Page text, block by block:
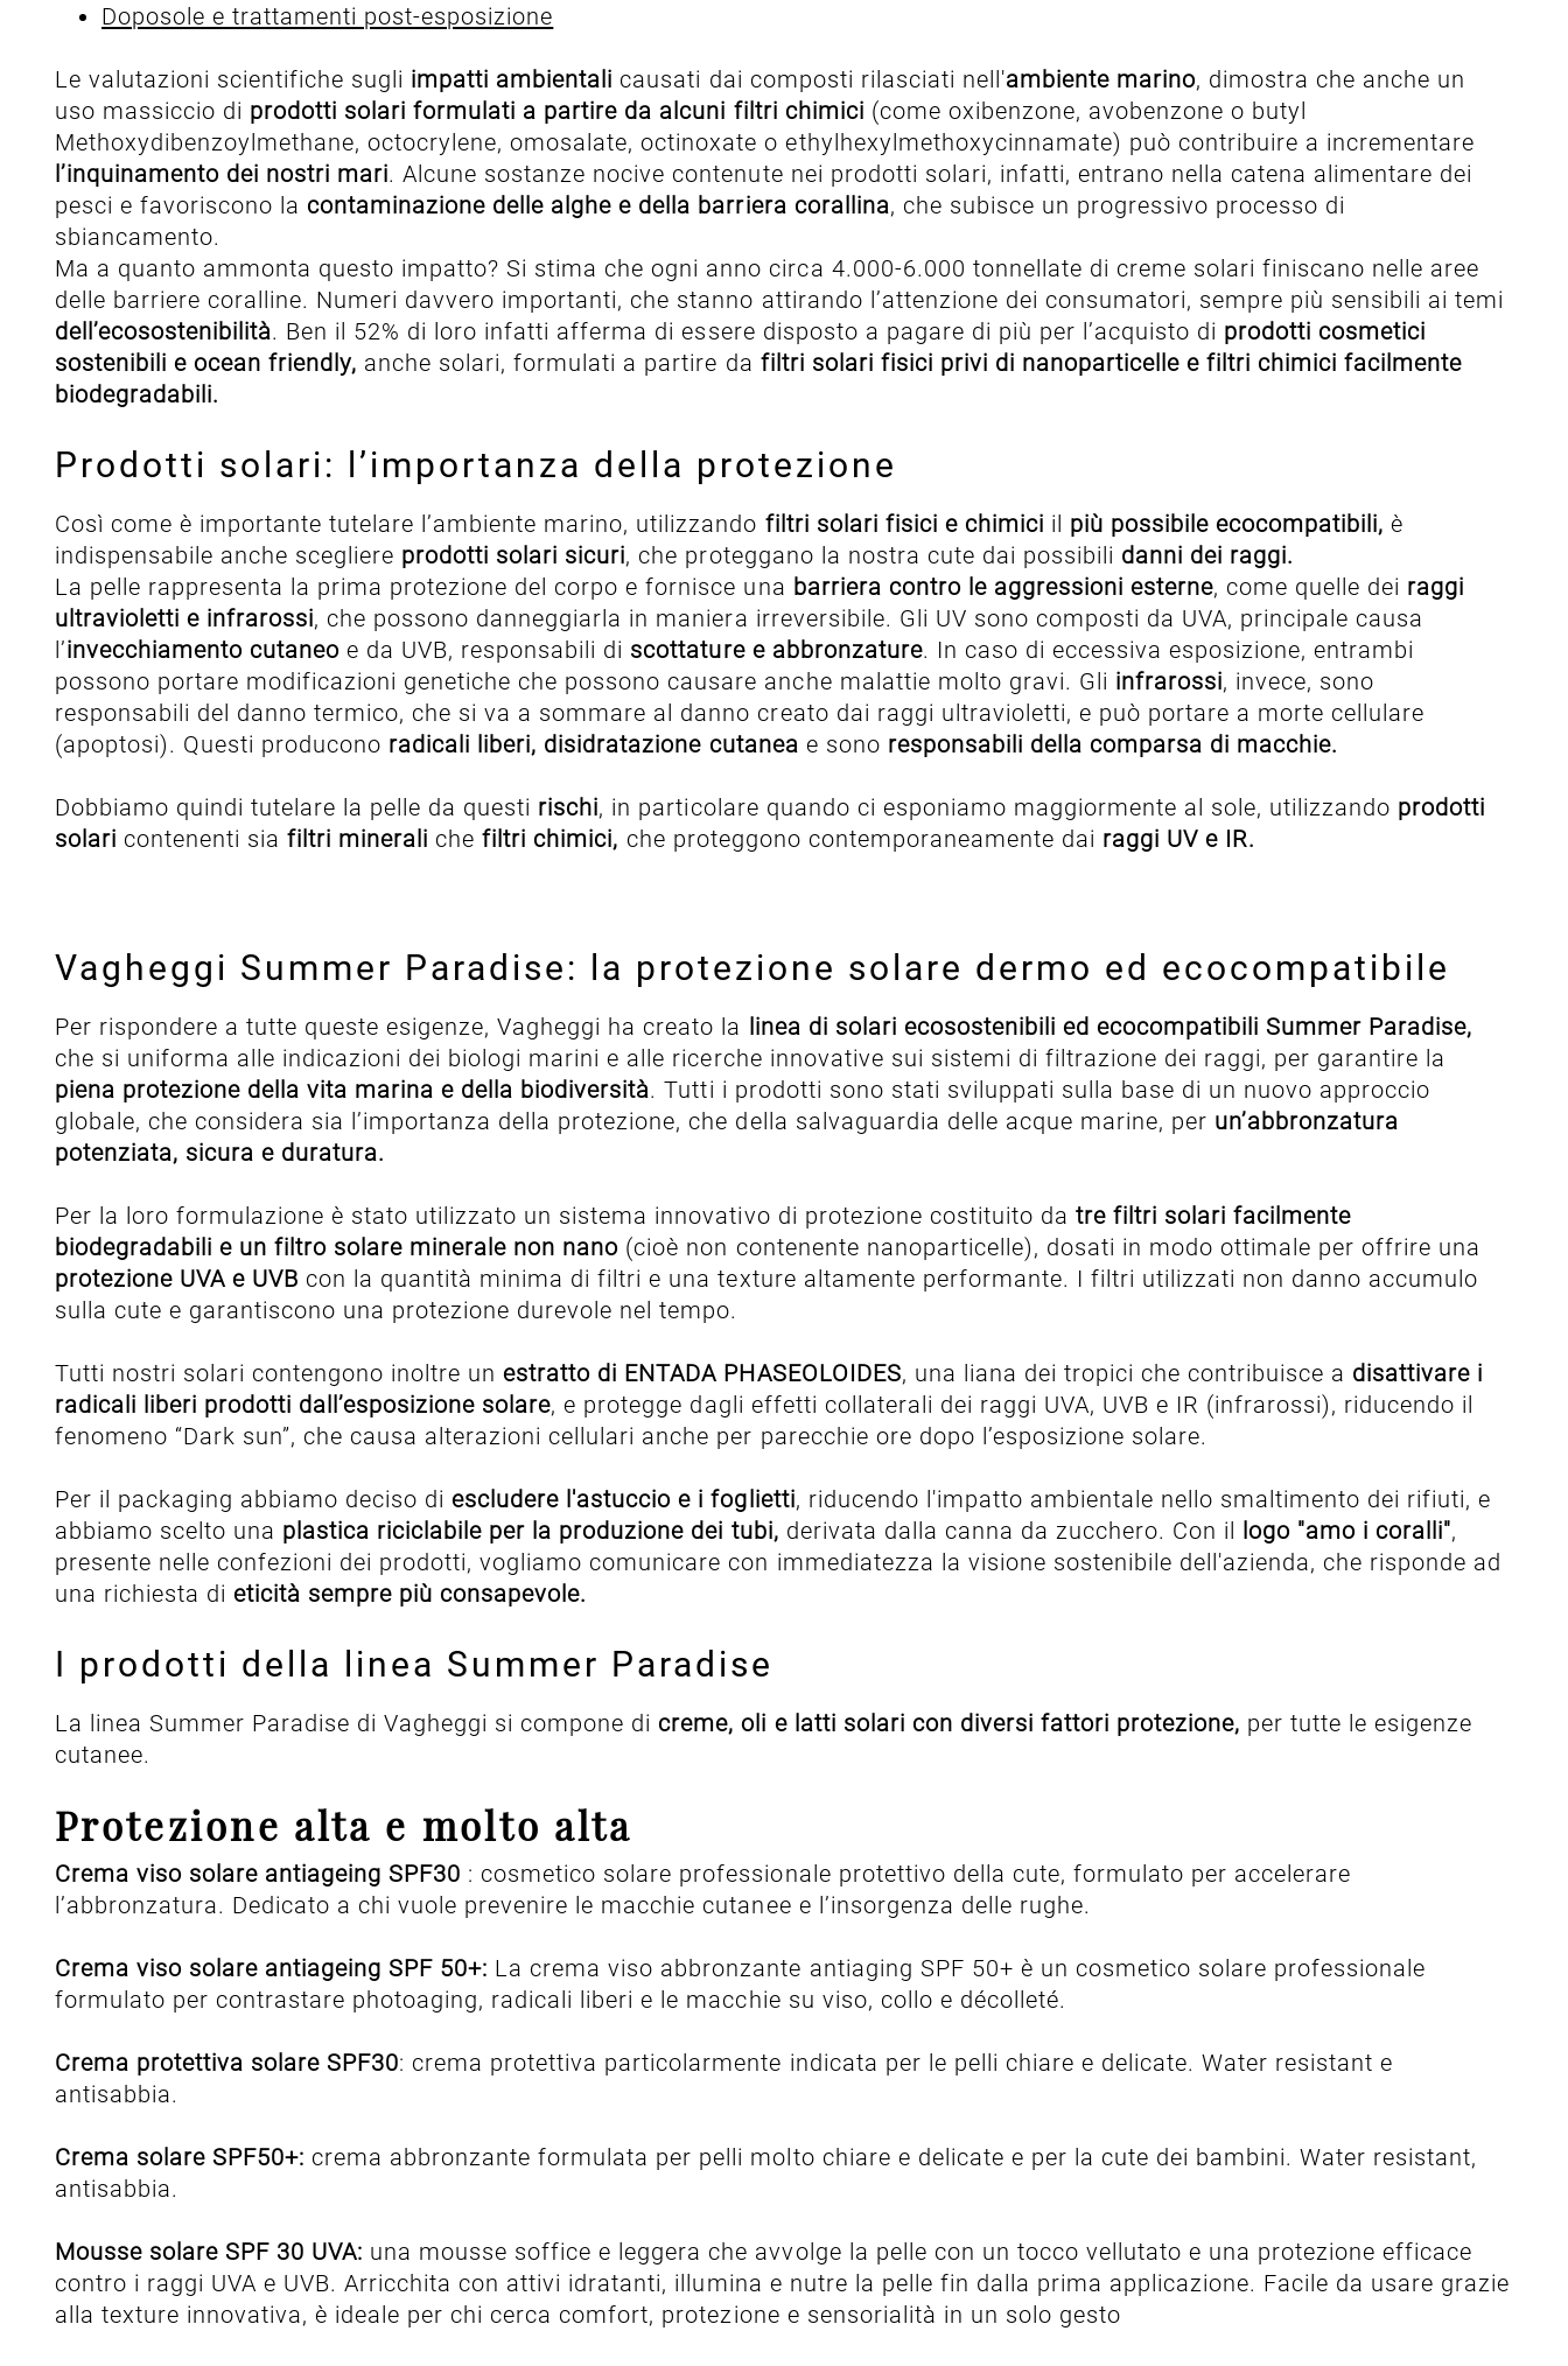
Doposole e trattamenti post-esposizione
Le valutazioni scientifiche sugli impatti ambientali causati dai composti rilasciati nell'ambiente marino, dimostra che anche un
uso massiccio di prodotti solari formulati a partire da alcuni filtri chimici (come oxibenzone, avobenzone o butyl
Methoxydibenzoylmethane, octocrylene, omosalate, octinoxate o ethylhexylmethoxycinnamate) può contribuire a incrementare
l’inquinamento dei nostri mari. Alcune sostanze nocive contenute nei prodotti solari, infatti, entrano nella catena alimentare dei
pesci e favoriscono la contaminazione delle alghe e della barriera corallina, che subisce un progressivo processo di
sbiancamento.
Ma a quanto ammonta questo impatto? Si stima che ogni anno circa 4.000-6.000 tonnellate di creme solari finiscano nelle aree
delle barriere coralline. Numeri davvero importanti, che stanno attirando l’attenzione dei consumatori, sempre più sensibili ai temi
dell’ecosostenibilità. Ben il 52% di loro infatti afferma di essere disposto a pagare di più per l’acquisto di prodotti cosmetici
sostenibili e ocean friendly, anche solari, formulati a partire da filtri solari fisici privi di nanoparticelle e filtri chimici facilmente
biodegradabili.
Prodotti solari: l’importanza della protezione
Così come è importante tutelare l’ambiente marino, utilizzando filtri solari fisici e chimici il più possibile ecocompatibili, è
indispensabile anche scegliere prodotti solari sicuri, che proteggano la nostra cute dai possibili danni dei raggi.
La pelle rappresenta la prima protezione del corpo e fornisce una barriera contro le aggressioni esterne, come quelle dei raggi
ultravioletti e infrarossi, che possono danneggiarla in maniera irreversibile. Gli UV sono composti da UVA, principale causa
l’invecchiamento cutaneoe da UVB, responsabili di scottature e abbronzature. In caso di eccessiva esposizione, entrambi
possono portare modificazioni genetiche che possono causare anche malattie molto gravi. Gli infrarossi, invece, sono
responsabili del danno termico, che si va a sommare al danno creato dai raggi ultravioletti, e può portare a morte cellulare
(apoptosi). Questi producono radicali liberi, disidratazione cutanea e sono responsabili della comparsa di macchie.
Dobbiamo quindi tutelare la pelle da questi rischi, in particolare quando ci esponiamo maggiormente al sole, utilizzando prodotti
solari contenenti sia filtri minerali chefiltri chimici, che proteggono contemporaneamente dai raggi UV e IR.
Vagheggi Summer Paradise: la protezione solare dermo ed ecocompatibile
Per rispondere a tutte queste esigenze, Vagheggi ha creato la linea di solari ecosostenibili ed ecocompatibili Summer Paradise,
che si uniforma alle indicazioni dei biologi marini e alle ricerche innovative sui sistemi di filtrazione dei raggi, per garantire la
piena protezione della vita marina e della biodiversità. Tutti i prodotti sono stati sviluppati sulla base di un nuovo approccio
globale, che considera sia l’importanza della protezione, che della salvaguardia delle acque marine, per un’abbronzatura
potenziata, sicura e duratura.
Per la loro formulazione è stato utilizzato un sistema innovativo di protezione costituito da tre filtri solari facilmente
biodegradabili e un filtro solare minerale non nano (cioè non contenente nanoparticelle), dosati in modo ottimale per offrire una
protezione UVA e UVB con la quantità minima di filtri e una texture altamente performante. I filtri utilizzati non danno accumulo
sulla cute e garantiscono una protezione durevole nel tempo.
Tutti nostri solari contengono inoltre un estratto di ENTADA PHASEOLOIDES, una liana dei tropici che contribuisce a disattivare i
radicali liberi prodotti dall’esposizione solare, e protegge dagli effetti collaterali dei raggi UVA, UVB e IR (infrarossi), riducendo il
fenomeno “Dark sun”, che causa alterazioni cellulari anche per parecchie ore dopo l’esposizione solare.
Per il packaging abbiamo deciso diescludere l'astuccio e i foglietti, riducendo l'impatto ambientale nello smaltimento dei rifiuti, e
abbiamo scelto una plastica riciclabile per la produzione dei tubi, derivata dalla canna da zucchero. Con il logo "amo i coralli",
presente nelle confezioni dei prodotti, vogliamo comunicare con immediatezza la visione sostenibile dell'azienda, che risponde ad
una richiesta dieticità sempre più consapevole.
I prodotti della linea Summer Paradise
La linea Summer Paradise di Vagheggi si compone di creme, oli e latti solari con diversi fattori protezione, per tutte le esigenze
cutanee.
Protezione alta e molto alta
Crema viso solare antiageing SPF30 : cosmetico solare professionale protettivo della cute, formulato per accelerare
l’abbronzatura. Dedicato a chi vuole prevenire le macchie cutanee e l’insorgenza delle rughe.
Crema viso solare antiageing SPF 50+: La crema viso abbronzante antiaging SPF 50+ è un cosmetico solare professionale
formulato per contrastare photoaging, radicali liberi e le macchie su viso, collo e décolleté.
Crema protettiva solare SPF30: crema protettiva particolarmente indicata per le pelli chiare e delicate. Water resistant e
antisabbia.
Crema solare SPF50+: crema abbronzante formulata per pelli molto chiare e delicate e per la cute dei bambini. Water resistant,
antisabbia.
Mousse solare SPF 30 UVA: una mousse soffice e leggera che avvolge la pelle con un tocco vellutato e una protezione efficace
contro i raggi UVA e UVB. Arricchita con attivi idratanti, illumina e nutre la pelle fin dalla prima applicazione. Facile da usare grazie
alla texture innovativa, è ideale per chi cerca comfort, protezione e sensorialità in un solo gesto